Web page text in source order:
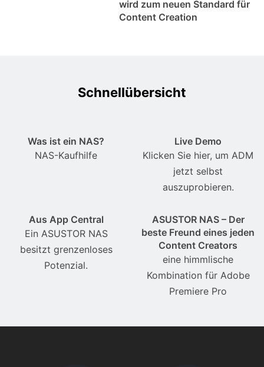
wird zum neuen Standard für
Content Creation
Schnellübersicht
Was ist ein NAS?
NAS-Kaufhilfe
Live Demo
Klicken Sie hier, um ADM
jetzt selbst
auszuprobieren.
Aus App Central
Ein ASUSTOR NAS
besitzt grenzenloses
Potenzial.
ASUSTOR NAS – Der
beste Freund eines jeden
Content Creators
eine himmlische
Kombination für Adobe
Premiere Pro